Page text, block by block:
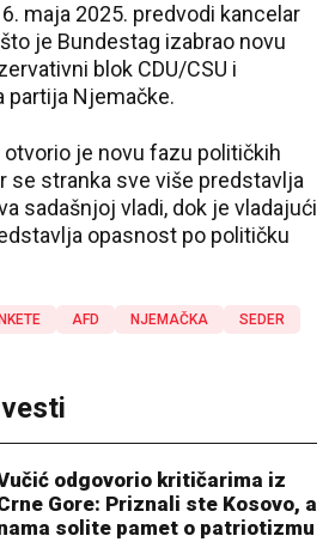
maja 2025. predvodi kancelar
je Bundestag izabrao novu
blok CDU/CSU i
partija Njemačke.
otvorio je novu fazu političkih
se stranka sve više predstavlja
sadašnjoj vladi, dok je vladajući
opasnost po političku
AFD NJEMAČKA SEDER
odgovorio kritičarima iz
Gore: Priznali ste Kosovo, a
solite pamet o patriotizmu